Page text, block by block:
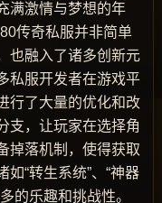
满激情与梦想的年
传奇私服并非简单
也融入了诸多创新元
私服开发者在游戏平
行了大量的优化和改
支，让玩家在选择角
掉落机制，使得获取
“转生系统”、“神器
的乐趣和挑战性。